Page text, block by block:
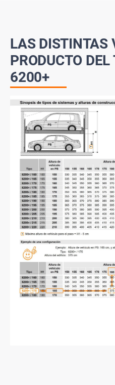
LAS DISTINTAS
PRODUCTO
6200+